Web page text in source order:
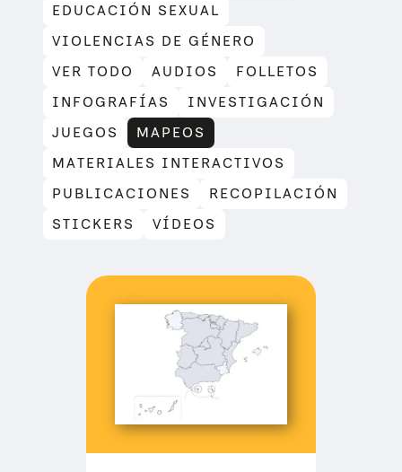
EDUCACIÓN SEXUAL
VIOLENCIAS DE GÉNERO
VER TODO
AUDIOS
FOLLETOS
INFOGRAFÍAS
INVESTIGACIÓN
JUEGOS
MAPEOS
MATERIALES INTERACTIVOS
PUBLICACIONES
RECOPILACIÓN
STICKERS
VÍDEOS